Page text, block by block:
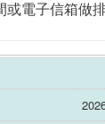
或電子信箱做